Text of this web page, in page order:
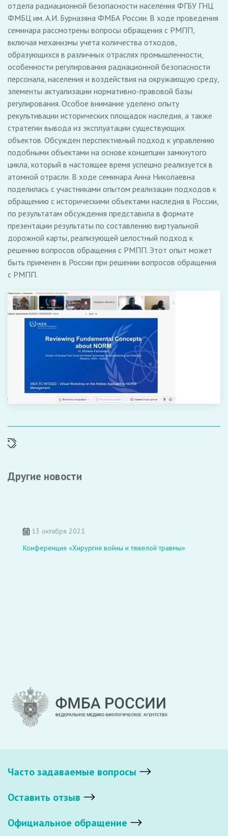
отдела радиационной безопасности населения ФГБУ ГНЦ
ФМБЦ им. А.И. Бурназяна ФМБА России. В ходе проведения
семинара рассмотрены вопросы обращения с РМПП,
включая механизмы учета количества отходов,
образующихся в различных отраслях промышленности,
особенности регулирования радиационной безопасности
персонала, населения и воздействия на окружающую среду,
элементы актуализации нормативно-правовой базы
регулирования. Особое внимание уделено опыту
рекультивации исторических площадок наследия, а также
стратегии вывода из эксплуатации существующих
объектов. Обсужден перспективный подход к управлению
подобными объектами на основе концепции замкнутого
цикла, который в настоящее время успешно реализуется в
атомной отрасли. В ходе семинара Анна Николаевна
поделилась с участниками опытом реализации подходов к
обращению с историческими объектами наследия в России,
по результатам обсуждения представила в формате
презентации результаты по составлению виртуальной
дорожной карты, реализующей целостный подход к
решению вопросов обращения с РМПП. Этот опыт может
быть применен в России при решении вопросов обращения
с РМПП.
Другие новости
13 октября 2021
Конференция «Хирургия войны и тяжелой травмы»
Часто задаваемые вопросы
Оставить отзыв
Официальное обращение